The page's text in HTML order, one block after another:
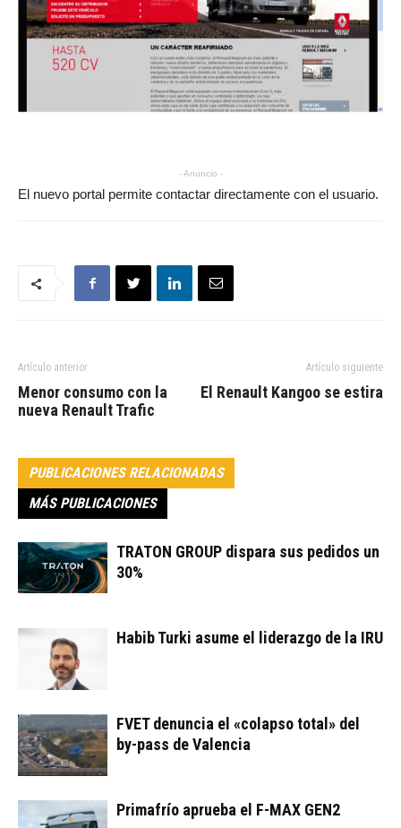
- Anuncio -
El nuevo portal permite contactar directamente con el usuario.
Artículo anterior
Menor consumo con la
nueva Renault Trafic
Artículo siguiente
El Renault Kangoo se estira
PUBLICACIONES RELACIONADAS
MÁS PUBLICACIONES
TRATON GROUP dispara sus pedidos un
30%
Habib Turki asume el liderazgo de la IRU
FVET denuncia el «colapso total» del
by-pass de Valencia
Primafrío aprueba el F-MAX GEN2